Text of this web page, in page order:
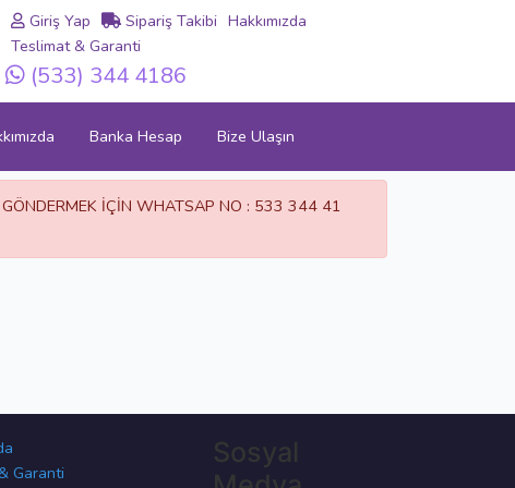
Giriş Yap Sipariş Takibi Hakkımızda
Teslimat & Garanti
(533) 344 4186
Banka Hesap Bize Ulaşın
GÖNDERMEK İÇİN WHATSAP NO : 533 344 41
Garanti
Sosyal